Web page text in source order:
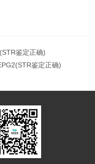
鉴定正确)
鉴定正确)